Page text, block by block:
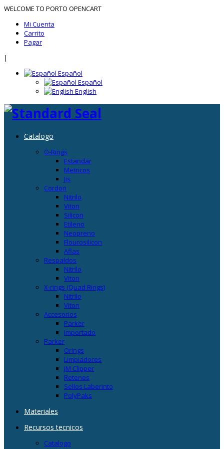
WELCOME TO PORTO OPENCART
Mi Cuenta
Carrito
Pagar
|
Español
Español
English
Catalogo
O-Rings
Estandar
Metricos
Jis
Cordon
Nitrilo
Viton
Silicon
Etileno
Neopreno
Flourosilicon
Aflas
Respaldos
Nitrilo
Viton
X-rings (Quad Rings)
Nitrilo
Viton
Accesorios
Parker
Importado
Parker
Orings
Limpiadores
JM Clipper
Retenes
Sellos Laberinto
PolyPaks
Materiales
Recursos tecnicos
Catalogo